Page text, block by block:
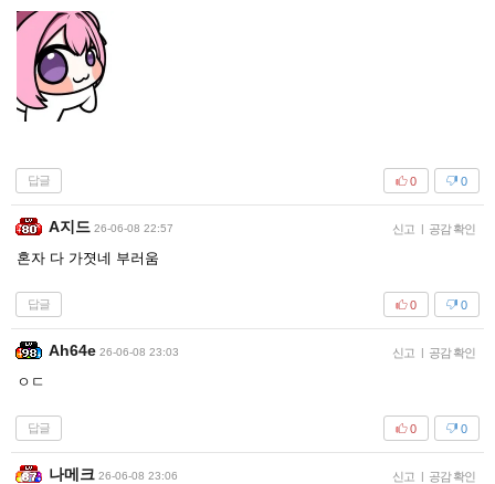
답글 0
0
A지드 26-06-08 22:57 신고 | 공감 확인
혼자 다 가졋네 부러움
답글 0
0
Ah64e 26-06-08 23:03 신고 | 공감 확인
ㅇㄷ
답글 0
0
나메크 26-06-08 23:06 신고 | 공감 확인